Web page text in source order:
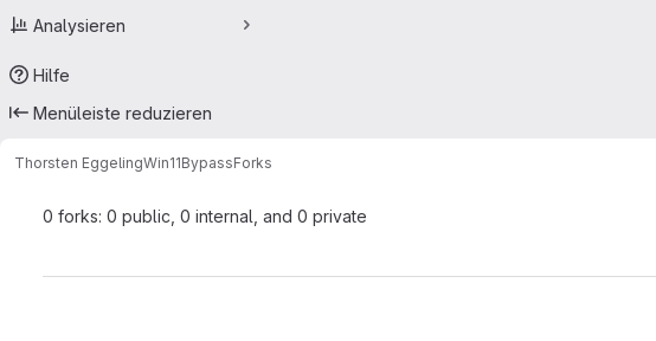
Analysieren
Hilfe
Menüleiste reduzieren
Thorsten EggelingWin11BypassForks
0 forks: 0 public, 0 internal, and 0 private